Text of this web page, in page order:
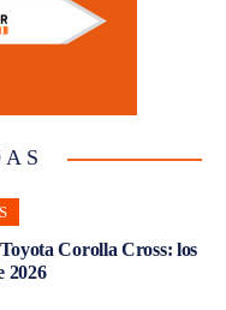
Corolla Cross: los
2026